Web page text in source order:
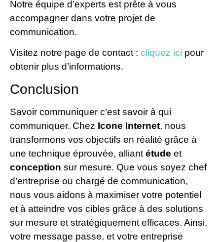
Notre équipe d’experts est prête à vous
accompagner dans votre projet de
communication.
Visitez notre page de contact : cliquez ici pour
obtenir plus d’informations.
Conclusion
Savoir communiquer c’est savoir à qui
communiquer. Chez Icone Internet, nous
transformons vos objectifs en réalité grâce à
une technique éprouvée, alliant étude et
conception sur mesure. Que vous soyez chef
d’entreprise ou chargé de communication,
nous vous aidons à maximiser votre potentiel
et à atteindre vos cibles grâce à des solutions
sur mesure et stratégiquement efficaces. Ainsi,
votre message passe, et votre entreprise